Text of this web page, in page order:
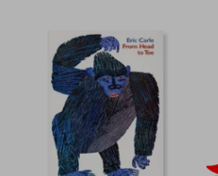
Rápido